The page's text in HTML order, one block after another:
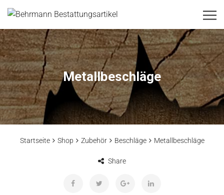
Metallbeschläge
Startseite Shop Zubehör Beschläge Metallbeschläge
Share